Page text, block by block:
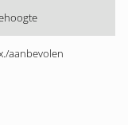
aanbevolen